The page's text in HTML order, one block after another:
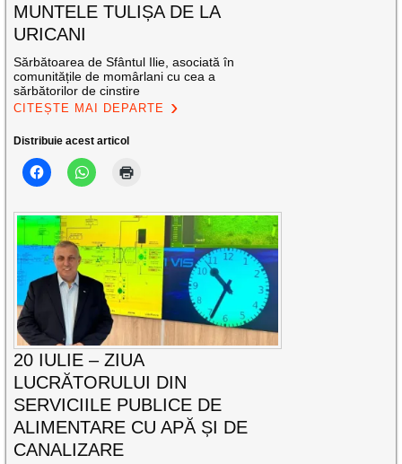
MUNTELE TULIȘA DE LA
URICANI
Sărbătoarea de Sfântul Ilie, asociată în
comunitățile de momârlani cu cea a
sărbătorilor de cinstire
CITEȘTE MAI DEPARTE
Distribuie acest articol
20 IULIE – ZIUA
LUCRĂTORULUI DIN
SERVICIILE PUBLICE DE
ALIMENTARE CU APĂ ȘI DE
CANALIZARE